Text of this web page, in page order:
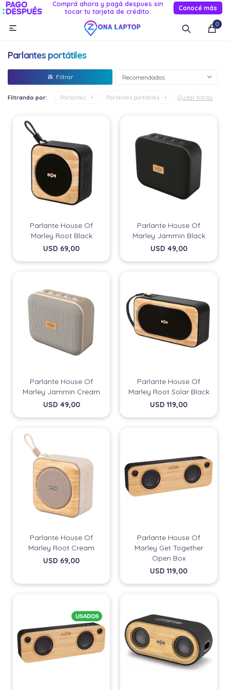
Comprá ahora y pagá despues sin
tocar tu tarjeta de crédito.
Conocé más
0

Parlantes portátiles
Recomendados
Filtrando por: Parlantes Parlantes portátiles Quitar filtros
Parlante House Of
Marley Root Black
USD 69,00
Parlante House Of
Marley Jammin Black
USD 49,00
Parlante House Of
Marley Jammin Cream
USD 49,00
Parlante House Of
Marley Root Solar Black
USD 119,00
Parlante House Of
Marley Root Cream
USD 69,00
Parlante House Of
Marley Get Together
Open Box
USD 119,00
MI CUENTA
Novedades
Informática
Audio Y TV
Relojes smart